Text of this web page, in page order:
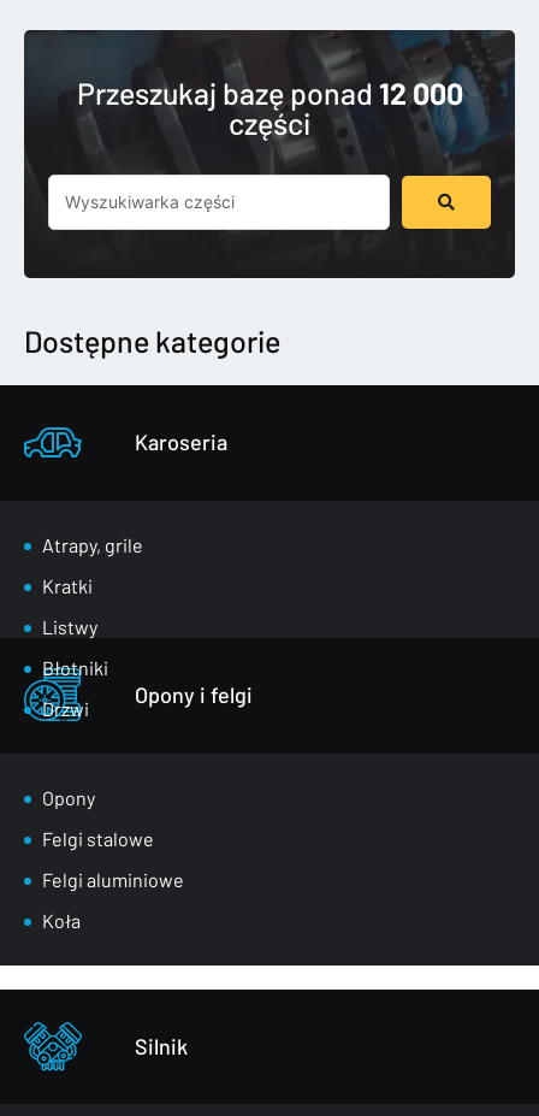
Przeszukaj bazę ponad 12 000
części
Szukaj
Dostępne kategorie
Karoseria
Atrapy, grile
Kratki
Listwy
Błotniki
Drzwi
Lusterka
Maski
Nadkola
Pasy przednie
Zderzaki
Pozostałe – części karoserii
Opony i felgi
Opony
Felgi stalowe
Felgi aluminiowe
Koła
Silnik